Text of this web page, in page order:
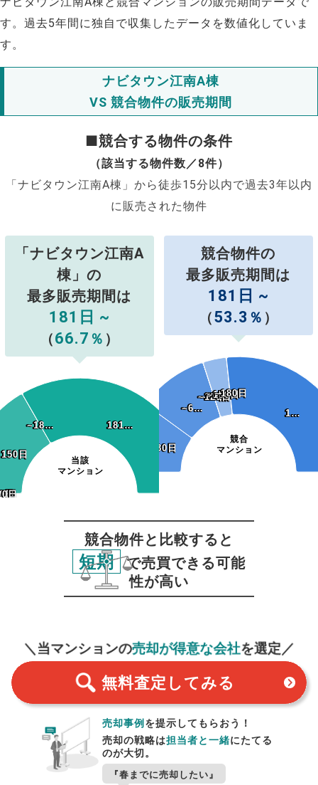
す。過去5年間に独自で収集したデータを数値化していま
す。
ナビタウン江南A棟
VS 競合物件の販売期間
■競合する物件の条件
（該当する物件数／8件）
「ナビタウン江南A棟」から徒歩15分以内で過去3年以内
に販売された物件
「ナビタウン江南A
棟」の
最多販売期間は
181日 ~
（66.7 ％ ）
当該
マンション
日
日
日
日
日
日
日
日
日
日
~18…
~18… 181…
181…
競合物件の
最多販売期間は
181日 ~
（53.3 ％ ）
競合
マンション
~30日
~30日
~6…
~6…
~90日
~90日
~120日
~120日
~150日
~150日
~180日
~180日
1…
1…
競合物件と比較すると
短期
で売買できる可能
性が高い
＼当マンションの売却が得意な会社を選定／
無料査定 してみる
売却事例 を提示してもらおう！
売却の戦略は担当者と一緒にたてる
のが大切。
『春までに売却したい』